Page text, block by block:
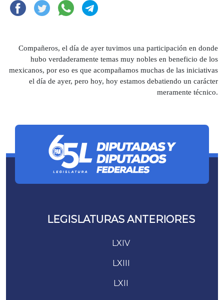
Compañeros, el día de ayer tuvimos una participación en donde
hubo verdaderamente temas muy nobles en beneficio de los
mexicanos, por eso es que acompañamos muchas de las iniciativas
el día de ayer, pero hoy, hoy estamos debatiendo un carácter
meramente técnico.
LEGISLATURAS ANTERIORES
LXIV
LXIII
LXII